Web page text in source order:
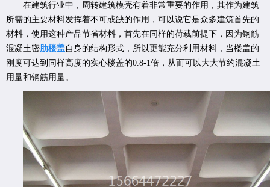
在建筑行业中，周转建筑模壳有着非常重要的作用，其作为建筑
所需的主要材料发挥着不可或缺的作用，可以说它是众多建筑首先的
材料，使用这种产品节省材料，首先在同样的荷载前提下，因为钢筋
混凝土密肋楼盖自身的结构形式，所以更能充分利用材料，当楼盖的
刚度可达到同样高度的实心楼盖的0.8-1倍，从而可以大大节约混凝土
用量和钢筋用量。